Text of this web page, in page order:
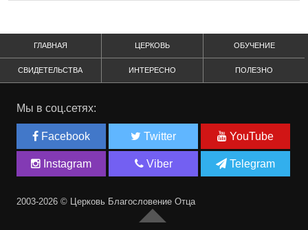
ГЛАВНАЯ ЦЕРКОВЬ ОБУЧЕНИЕ
СВИДЕТЕЛЬСТВА ИНТЕРЕСНО ПОЛЕЗНО
Мы в соц.сетях:
Facebook Twitter YouTube
Instagram Viber Telegram
2003-2026 © Церковь Благословение Отца